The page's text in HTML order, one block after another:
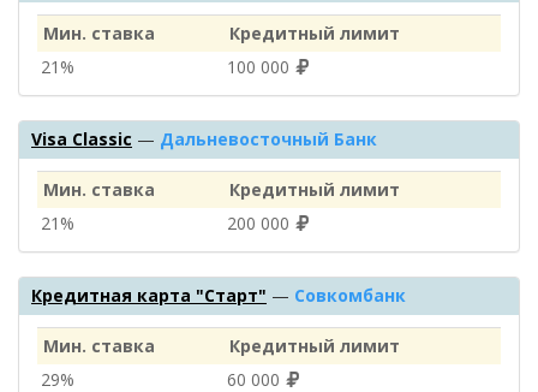
Мин. ставка
Кредитный лимит
21%
100 000
Visa Classic — Дальневосточный Банк
Мин. ставка
Кредитный лимит
21%
200 000
Кредитная карта "Старт" — Совкомбанк
Мин. ставка
Кредитный лимит
29%
60 000